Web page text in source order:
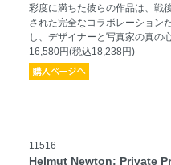
彩度に満ちた彼らの作品は、戦
された完全なコラボレーション
し、デザイナーと写真家の真の
16,580円(税込18,238円)
11516
Helmut Newton: Private